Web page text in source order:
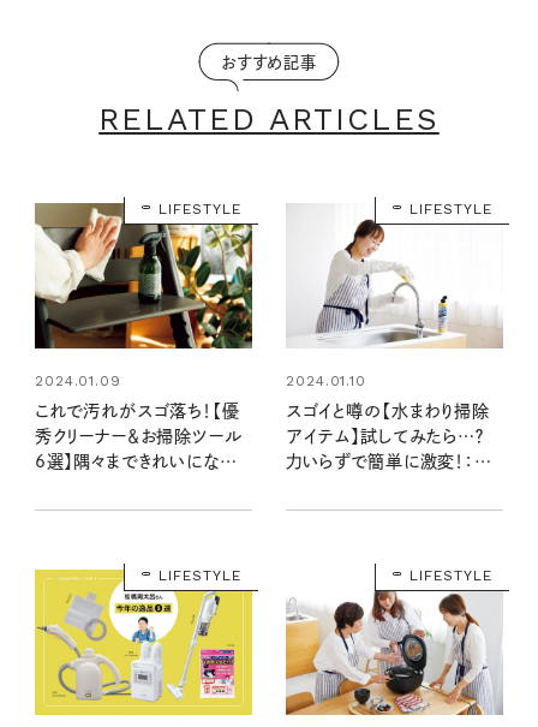
おすすめ記事
RELATED ARTICLES
LIFESTYLE
2024.01.09
これで汚れがスゴ落ち！【優
秀クリーナー＆お掃除ツール
6選】隅々まできれいになる目
大賞2023
LIFESTYLE
2024.01.10
スゴイと噂の【水まわり掃除
アイテム】試してみたら…？
力いらずで簡単に激変！：暮
LIFESTYLE LIFESTYLE